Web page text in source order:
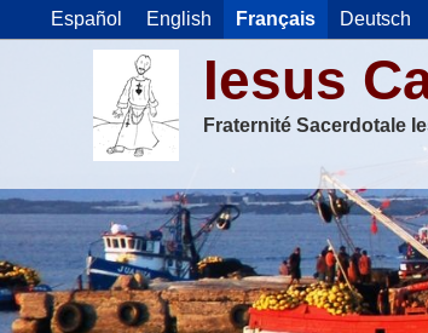
Español English Français Deutsch
Iesus
Fraternité Sacerdotale